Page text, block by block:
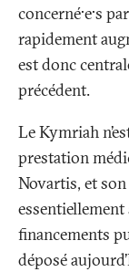
concerné·e·s
rapidement
est donc
précédent.
Le Kymriah
prestation
Novartis, et
essentiellement
financements
déposé